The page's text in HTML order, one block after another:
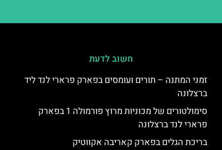
חשוב לדעת
זמני המתנה – תורים ועומסים בפארק פרארי לנד ליד
ברצלונה
סימולטורים של מכוניות מרוץ פורמולה 1 בפארק
פרארי לנד ברצלונה
בריכת הגלים בפארק קאריבה אקווטיק